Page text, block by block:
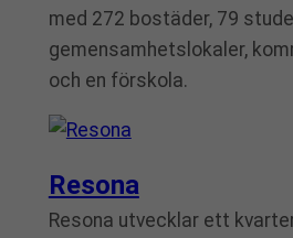
med 272 bostäder, 79
gemensamhetslokaler,
och en förskola.
Resona
Resona utvecklar ett